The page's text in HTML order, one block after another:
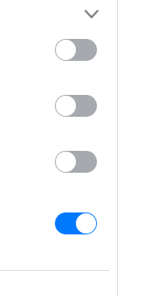
Οι συναυλίες
εισιτήρια - Ποιοι
τις τιμές
Έφτιαξαν το Napster
μουσική - Πού